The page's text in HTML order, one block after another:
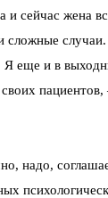
и сейчас жена
сложные
Я еще и в
пациентов,
надо,